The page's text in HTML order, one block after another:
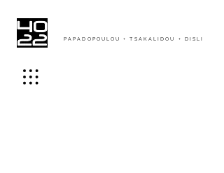
PAPADOPOULOU + TSAKALIDOU + DISLI